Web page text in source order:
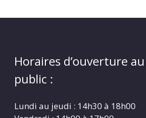
Horaires d’ouverture au
public :
Lundi au jeudi : 14h30 à 18h00